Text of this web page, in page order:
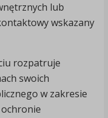
lub
wskazany
rozpatruje
swoich
w zakresie